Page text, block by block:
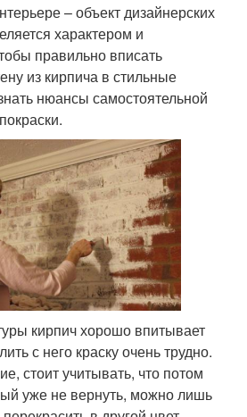
– объект дизайнерских
характером и
правильно вписать
из кирпича в стильные
нюансы самостоятельной
кирпич хорошо впитывает
с него краску очень трудно.
стоит учитывать, что потом
уже не вернуть, можно лишь